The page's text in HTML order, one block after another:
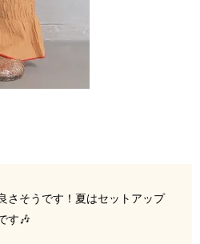
さそうです！夏はセットアップ
す🎶